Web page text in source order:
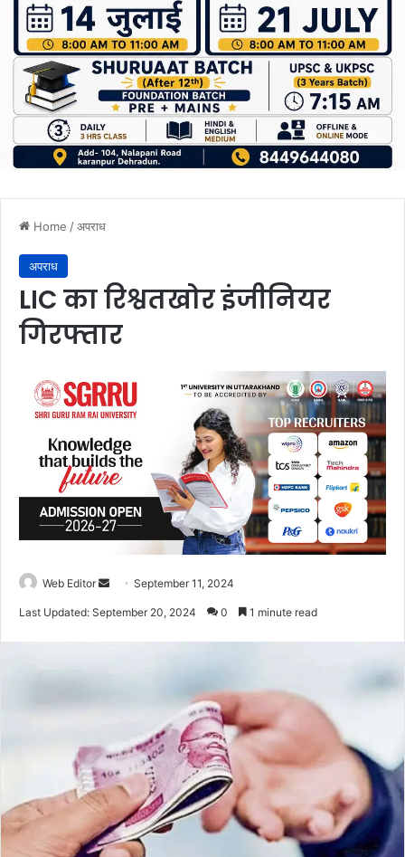
Home /अपराध
अपराध
LIC का रिश्वतखोर इंजीनियर
गिरफ्तार
Web Editor
a
i
September 11, 2024
Last Updated: September 20, 2024 0 1 minute read